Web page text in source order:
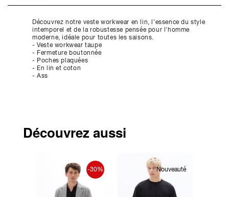
Découvrez notre veste workwear en lin, l'essence du style
intemporel et de la robustesse pensée pour l'homme
moderne, idéale pour toutes les saisons.
- Veste workwear taupe
- Fermeture boutonnée
- Poches plaquées
- En lin et coton
- Ass
Découvrez aussi
-30% Nouveauté